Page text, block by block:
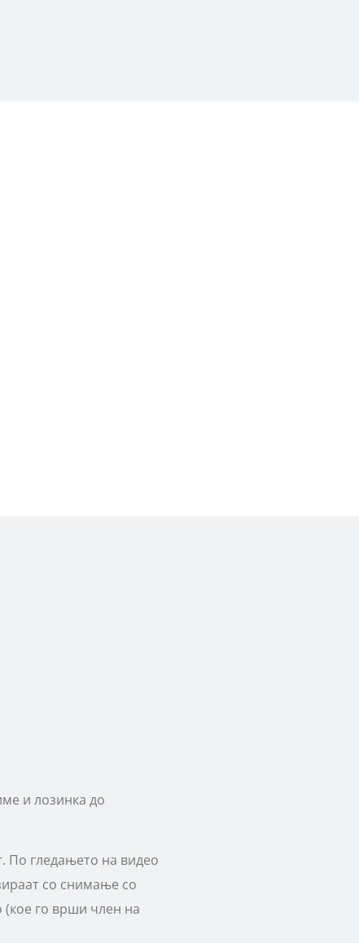
и лозинка до
По гледањето на видео
со снимање со
(кое го врши член на